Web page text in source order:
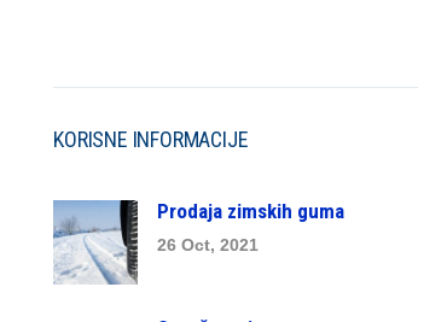
KORISNE INFORMACIJE
Prodaja zimskih guma
26 Oct, 2021